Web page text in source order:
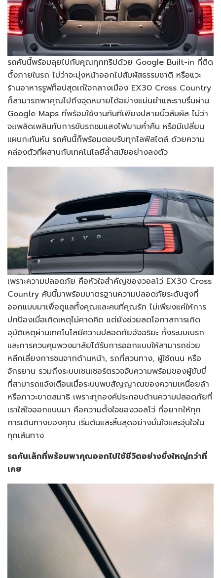
รถคันนี้พร้อมลุยไปกับคุณทุกทริปด้วย Google Built-in ที่ติด
ตั้งภายในรถ ไม่ว่าจะมุ่งหน้าออกไปสัมผัสธรรมชาติ หรือแวะ
ร้านอาหารรูฟท็อปสุดเก๋ใจกลางเมือง EX30 Cross Country
ก็สามารถพาคุณไปถึงจุดหมายได้อย่างแม่นยำและราบรื่นผ่าน
Google Maps ที่พร้อมใช้งานทันทีเพียงปลายนิ้วสัมผัส ไม่ว่า
จะเพลิดเพลินกับการขับรถชมแสงไฟยามค่ำคืน หรือมีเปลี่ยน
แผนกะทันหัน รถคันนี้ก็พร้อมตอบรับทุกไลฟ์สไตล์ ด้วยความ
คล่องตัวที่ผสานกับเทคโนโลยีล้ำสมัยอย่างลงตัว
เพราะความปลอดภัย คือหัวใจสำคัญของวอลโว่ EX30 Cross
Country คันนี้มาพร้อมมาตรฐานความปลอดภัยระดับสูงที่
ออกแบบมาเพื่อดูแลทั้งคุณและคนที่คุณรัก ไม่เพียงแค่ให้การ
ปกป้องเมื่อเกิดเหตุไม่คาดคิด แต่ยังช่วยลดโอกาสการเกิด
อุบัติเหตุผ่านเทคโนโลยีความปลอดภัยอัจฉริยะ ทั้งระบบเบรก
และการควบคุมพวงมาลัยได้รับการออกแบบให้สามารถช่วย
หลีกเลี่ยงการชนจากด้านหน้า, รถที่สวนทาง, ผู้ใช้ถนน หรือ
จักรยาน รวมถึงระบบเซนเซอร์ตรวจจับความพร้อมของผู้ขับขี่
ที่สามารถแจ้งเตือนเมื่อระบบพบสัญญาณของความเหนื่อยล้า
หรือภาวะขาดสมาธิ เพราะทุกองค์ประกอบด้านความปลอดภัยที่
เราใส่ใจออกแบบมา คือความตั้งใจของวอลโว่ ที่อยากให้ทุก
การเดินทางของคุณ เริ่มต้นและสิ้นสุดอย่างมั่นใจและอุ่นใจใน
ทุกเส้นทาง
รถคันเล็กที่พร้อมพาคุณออกไปใช้ชีวิตอย่างยิ่งใหญ่กว่าที่
เคย